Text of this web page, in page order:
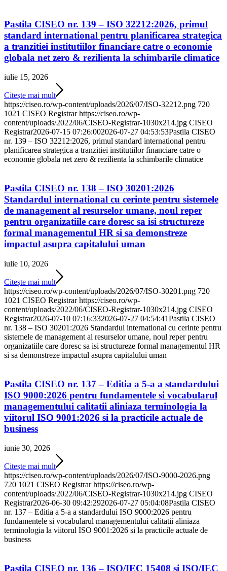
Pastila CISEO nr. 139 – ISO 32212:2026, primul
standard international pentru planificarea strategica
a tranzitiei institutiilor financiare catre o economie
globala net zero & rezilienta la schimbarile climatice
iulie 15, 2026
Citește mai mult
https://ciseo.ro/wp-content/uploads/2026/07/ISO-32212.png 720
1021 CISEO Registrar https://ciseo.ro/wp-
content/uploads/2022/06/CISEO-Registrar-1030x214.jpg CISEO
Registrar2026-07-15 07:26:002026-07-27 04:53:53Pastila CISEO
nr. 139 – ISO 32212:2026, primul standard international pentru
planificarea strategica a tranzitiei institutiilor financiare catre o
economie globala net zero & rezilienta la schimbarile climatice
Pastila CISEO nr. 138 – ISO 30201:2026
Standardul international cu cerinte pentru sistemele
de management al resurselor umane, noul reper
pentru organizatiile care doresc sa isi structureze
formal managementul HR si sa demonstreze
impactul asupra capitalului uman
iulie 10, 2026
Citește mai mult
https://ciseo.ro/wp-content/uploads/2026/07/ISO-30201.png 720
1021 CISEO Registrar https://ciseo.ro/wp-
content/uploads/2022/06/CISEO-Registrar-1030x214.jpg CISEO
Registrar2026-07-10 07:16:332026-07-27 04:54:41Pastila CISEO
nr. 138 – ISO 30201:2026 Standardul international cu cerinte pentru
sistemele de management al resurselor umane, noul reper pentru
organizatiile care doresc sa isi structureze formal managementul HR
si sa demonstreze impactul asupra capitalului uman
Pastila CISEO nr. 137 – Editia a 5-a a standardului
ISO 9000:2026 pentru fundamentele si vocabularul
managementului calitatii aliniaza terminologia la
viitorul ISO 9001:2026 si la practicile actuale de
business
iunie 30, 2026
Citește mai mult
https://ciseo.ro/wp-content/uploads/2026/07/ISO-9000-2026.png
720 1021 CISEO Registrar https://ciseo.ro/wp-
content/uploads/2022/06/CISEO-Registrar-1030x214.jpg CISEO
Registrar2026-06-30 09:42:292026-07-27 05:04:08Pastila CISEO
nr. 137 – Editia a 5-a a standardului ISO 9000:2026 pentru
fundamentele si vocabularul managementului calitatii aliniaza
terminologia la viitorul ISO 9001:2026 si la practicile actuale de
business
Pastila CISEO nr. 136 – ISO/IEC 15408 si ISO/IEC